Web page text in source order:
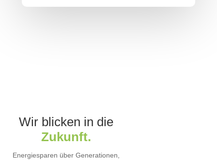
Wir blicken in die
Zukunft.
Energiesparen über Generationen,